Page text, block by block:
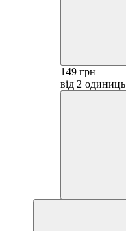
149 грн
від 2 одиниць